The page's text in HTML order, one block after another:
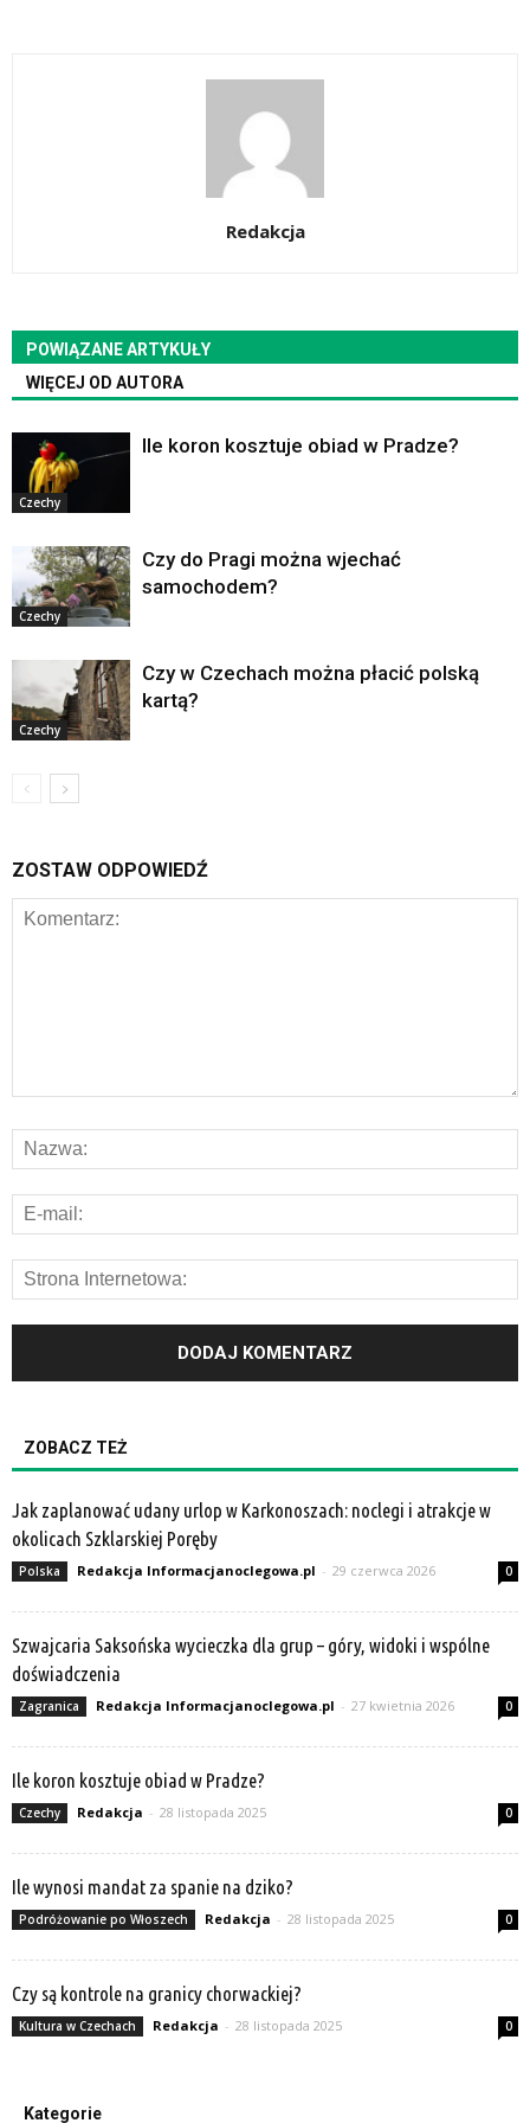
Redakcja
POWIĄZANE ARTYKUŁY
WIĘCEJ OD AUTORA
Czechy
Ile koron kosztuje obiad w Pradze?
Czechy
Czy do Pragi można wjechać
samochodem?
Czechy
Czy w Czechach można płacić polską
kartą?
ZOSTAW ODPOWIEDŹ
ZOBACZ TEŻ
Jak zaplanować udany urlop w Karkonoszach: noclegi i atrakcje w
okolicach Szklarskiej Poręby
Polska Redakcja Informacjanoclegowa.pl - 29 czerwca 2026 0
Szwajcaria Saksońska wycieczka dla grup – góry, widoki i wspólne
doświadczenia
Zagranica Redakcja Informacjanoclegowa.pl - 27 kwietnia 2026 0
Ile koron kosztuje obiad w Pradze?
Czechy Redakcja - 28 listopada 2025 0
Ile wynosi mandat za spanie na dziko?
Podróżowanie po Włoszech Redakcja - 28 listopada 2025 0
Czy są kontrole na granicy chorwackiej?
Kultura w Czechach Redakcja - 28 listopada 2025 0
Kategorie